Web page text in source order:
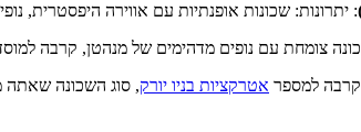
: יתרונות: שכונות אופנתיות עם אווירה היפסטרית,
צומחת עם נופים מדהימים של מנהטן, קרבה
קרבה למספר אטרקציות בניו יורק, סוג השכונה שאתה